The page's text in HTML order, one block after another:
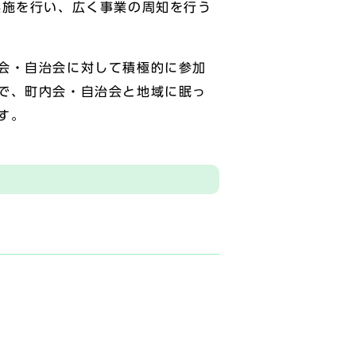
を行い、広く事業の周知を行う
自治会に対して積極的に参加
、町内会・自治会と地域に眠っ
。